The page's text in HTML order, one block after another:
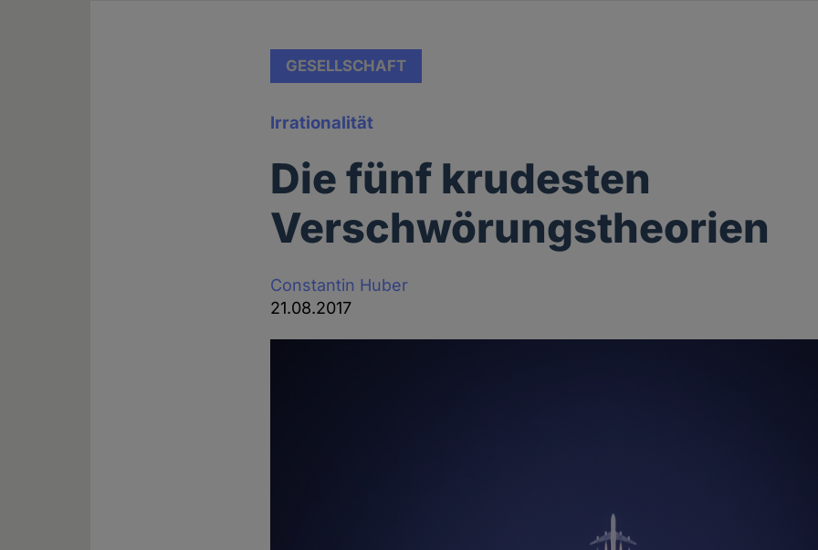
GESELLSCHAFT
Irrationalität
Die fünf krudesten
Verschwörungstheorien
Constantin Huber
21.08.2017